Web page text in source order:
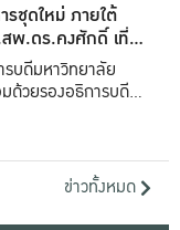
ชุดใหม่ ภายใต้
พ.ดร.คงศักดิ์ เที่ยง
บดีมหาวิทยาลัย
ด้วยรองอธิการบดีทั้ง
ข่าวทั้งหมด